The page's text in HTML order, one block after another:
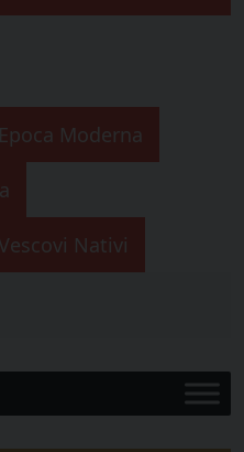
Epoca Moderna
Vescovi Nativi